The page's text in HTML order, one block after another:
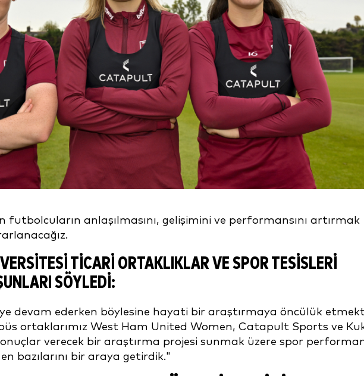
futbolcuların anlaşılmasını, gelişimini ve performansını artırmak
TICARI ORTAKLIKLAR VE SPOR TESISLERI
SÖYLEDI:
devam ederken böylesine hayati bir araştırmaya öncülük
ortaklarımız West Ham United Women, Catapult Sports ve
verecek bir araştırma projesi sunmak üzere spor
bazılarını bir araya getirdik."